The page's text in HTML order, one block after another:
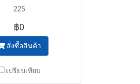
225
฿0
สั่งซื้อสินค้า
เปรียบเทียบ